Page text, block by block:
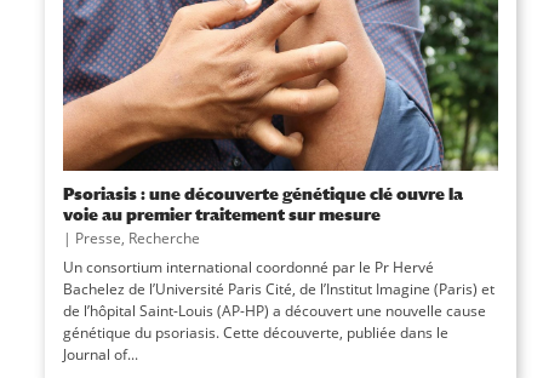
Psoriasis : une découverte génétique clé ouvre la
voie au premier traitement sur mesure
| Presse, Recherche
Un consortium international coordonné par le Pr Hervé
Bachelez de l’Université Paris Cité, de l’Institut Imagine (Paris) et
de l’hôpital Saint-Louis (AP-HP) a découvert une nouvelle cause
génétique du psoriasis. Cette découverte, publiée dans le
Journal of...